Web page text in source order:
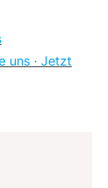
uns · Jetzt